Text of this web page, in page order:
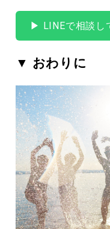
▶ LINEで相談し
▼ おわりに